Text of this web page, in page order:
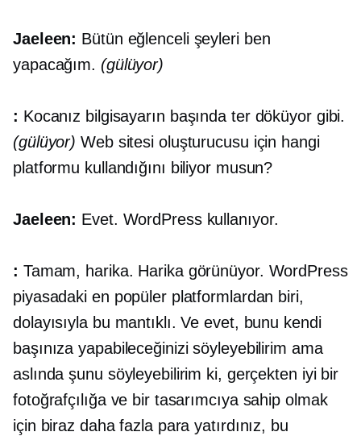
Jaeleen: Bütün eğlenceli şeyleri ben
yapacağım. (gülüyor)
: Kocanız bilgisayarın başında ter döküyor gibi.
(gülüyor) Web sitesi oluşturucusu için hangi
platformu kullandığını biliyor musun?
Jaeleen: Evet. WordPress kullanıyor.
: Tamam, harika. Harika görünüyor. WordPress
piyasadaki en popüler platformlardan biri,
dolayısıyla bu mantıklı. Ve evet, bunu kendi
başınıza yapabileceğinizi söyleyebilirim ama
aslında şunu söyleyebilirim ki, gerçekten iyi bir
fotoğrafçılığa ve bir tasarımcıya sahip olmak
için biraz daha fazla para yatırdınız, bu